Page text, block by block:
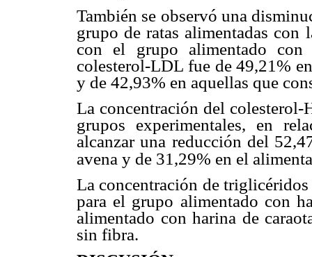
También se observó una
grupo de ratas alimentadas con
con el grupo alimentado
colesterol-LDL fue de 49,21%
y de 42,93% en aquellas que
La concentración del
grupos experimentales, en
alcanzar una reducción del
avena y de 31,29% en el
La concentración de
para el grupo alimentado con
alimentado con harina de
sin fibra.